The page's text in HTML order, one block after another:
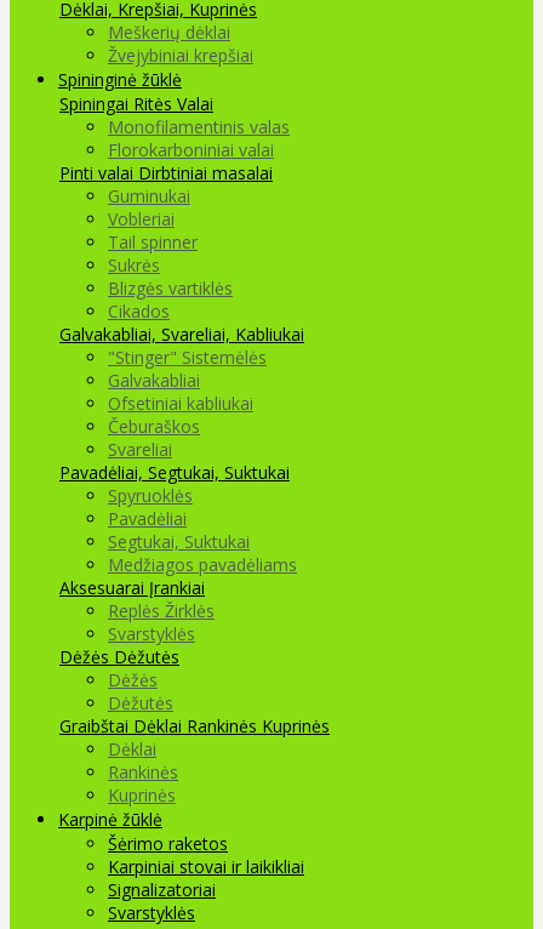
Dėklai, Krepšiai, Kuprinės
Meškerių dėklai
Žvejybiniai krepšiai
Spininginė žūklė
Spiningai Ritės Valai
Monofilamentinis valas
Florokarboniniai valai
Pinti valai Dirbtiniai masalai
Guminukai
Vobleriai
Tail spinner
Sukrės
Blizgės vartiklės
Cikados
Galvakabliai, Svareliai, Kabliukai
"Stinger" Sistemėlės
Galvakabliai
Ofsetiniai kabliukai
Čeburaškos
Svareliai
Pavadėliai, Segtukai, Suktukai
Spyruoklės
Pavadėliai
Segtukai, Suktukai
Medžiagos pavadėliams
Aksesuarai Įrankiai
Replės Žirklės
Svarstyklės
Dėžės Dėžutės
Dėžės
Dėžutės
Graibštai Dėklai Rankinės Kuprinės
Dėklai
Rankinės
Kuprinės
Karpinė žūklė
Šėrimo raketos
Karpiniai stovai ir laikikliai
Signalizatoriai
Svarstyklės